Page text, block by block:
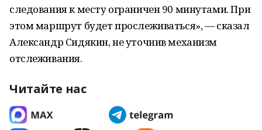
следования к месту ограничен 90 минутами. При
этом маршрут будет прослеживаться», — сказал
Александр Сидякин, не уточнив механизм
отслеживания.
Читайте нас